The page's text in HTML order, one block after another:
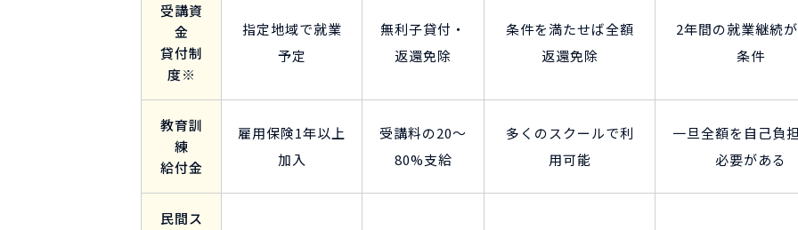
受講資
金
貸付制
度※
指定地域で就業
予定
無利子貸付・
返還免除
条件を満たせば全額
返還免除
2年間の就業継続
条件
教育訓
練
給付金
雇用保険1年以上
加入
受講料の20〜
80%支給
多くのスクールで利
用可能
一旦全額を自己負
必要がある
民間ス